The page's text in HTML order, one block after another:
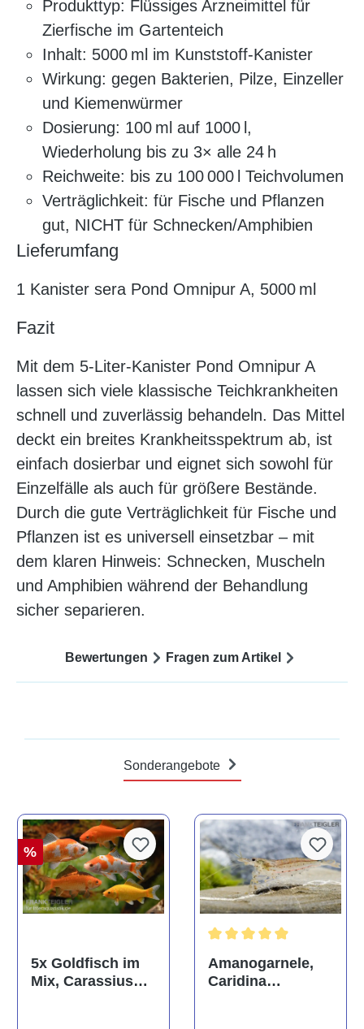
Produkttyp: Flüssiges Arzneimittel für
Zierfische im Gartenteich
Inhalt: 5000 ml im Kunststoff-Kanister
Wirkung: gegen Bakterien, Pilze, Einzeller
und Kiemenwürmer
Dosierung: 100 ml auf 1000 l,
Wiederholung bis zu 3× alle 24 h
Reichweite: bis zu 100 000 l Teichvolumen
Verträglichkeit: für Fische und Pflanzen
gut, NICHT für Schnecken/Amphibien
Lieferumfang
1 Kanister sera Pond Omnipur A, 5000 ml
Fazit
Mit dem 5‑Liter‑Kanister Pond Omnipur A
lassen sich viele klassische Teichkrankheiten
schnell und zuverlässig behandeln. Das Mittel
deckt ein breites Krankheitsspektrum ab, ist
einfach dosierbar und eignet sich sowohl für
Einzelfälle als auch für größere Bestände.
Durch die gute Verträglichkeit für Fische und
Pflanzen ist es universell einsetzbar – mit
dem klaren Hinweis: Schnecken, Muscheln
und Amphibien während der Behandlung
sicher separieren.
Bewertungen Fragen zum Artikel
Sonderangebote
%
5x Goldfisch im
Mix, Carassius
Amanogarnele,
Caridina